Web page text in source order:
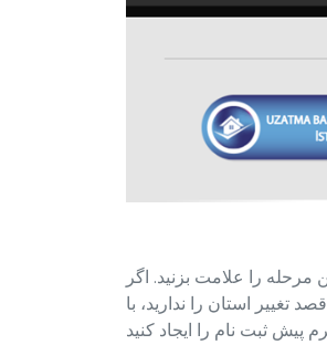
را علامت بزنید. اگر
تغییر استان را ندارید، با
پیش ثبت نام را ایجاد کنید